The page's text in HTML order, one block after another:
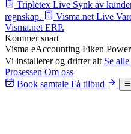
Tripletex Live Synk av
regnskap.
Visma.net Live
Visma.net ERP.
Kommer snart
Visma eAccounting Fiken
Vi installerer og drifter alt Se
Prosessen Om oss
Book samtale Få tilbud